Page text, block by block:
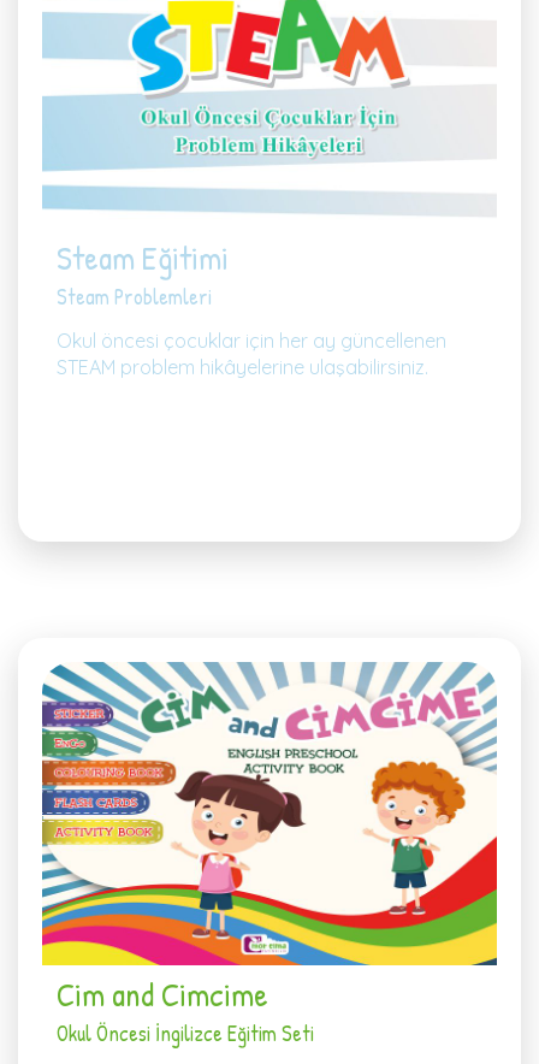
Steam Eğitimi
Steam Problemleri
Okul öncesi çocuklar için her ay güncellenen
STEAM problem hikâyelerine ulaşabilirsiniz.
Cim and Cimcime
Okul Öncesi İngilizce Eğitim Seti